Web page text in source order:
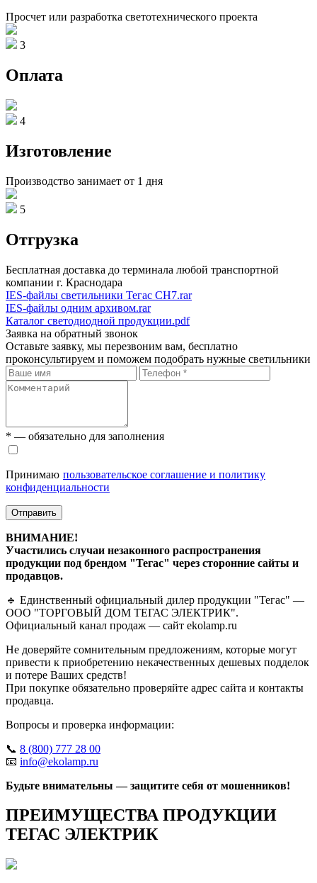
Просчет или разработка светотехнического проекта
3
Оплата
4
Изготовление
Производство занимает от 1 дня
5
Отгрузка
Бесплатная доставка до терминала любой транспортной
компании г. Краснодара
IES-файлы светильники Тегас СН7.rar
IES-файлы одним архивом.rar
Каталог светодиодной продукции.pdf
Заявка на обратный звонок
Оставьте заявку, мы перезвоним вам, бесплатно
проконсультируем и поможем подобрать нужные светильники
* — обязательно для заполнения
Принимаю пользовательское соглашение и политику
конфиденциальности
Отправить
ВНИМАНИЕ!
Участились случаи незаконного распространения
продукции под брендом "Тегас" через сторонние сайты и
продавцов.
🔹 Единственный официальный дилер продукции "Тегас" —
ООО "ТОРГОВЫЙ ДОМ ТЕГАС ЭЛЕКТРИК".
Официальный канал продаж — сайт ekolamp.ru
Не доверяйте сомнительным предложениям, которые могут
привести к приобретению некачественных дешевых подделок
и потере Ваших средств!
При покупке обязательно проверяйте адрес сайта и контакты
продавца.
Вопросы и проверка информации:
📞 8 (800) 777 28 00
📧 info@ekolamp.ru
Будьте внимательны — защитите себя от мошенников!
ПРЕИМУЩЕСТВА ПРОДУКЦИИ
ТЕГАС ЭЛЕКТРИК